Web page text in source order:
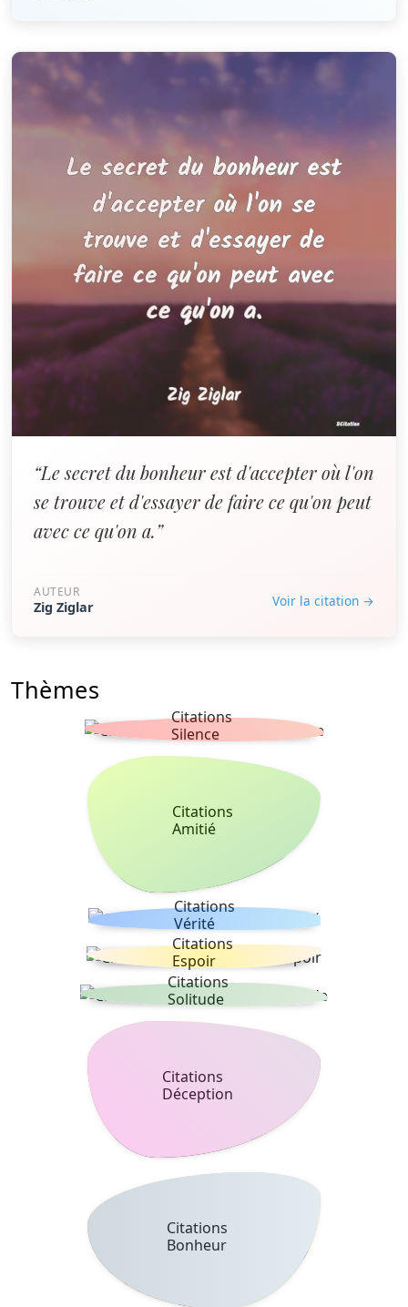
“Le secret du bonheur est d'accepter où l'on
se trouve et d'essayer de faire ce qu'on peut
avec ce qu'on a.”
AUTEUR
Zig Ziglar Voir la citation →
Thèmes
Citations
Silence
Citations
Amitié
Citations
Vérité
Citations
Espoir
Citations
Solitude
Citations
Déception
Citations
Bonheur